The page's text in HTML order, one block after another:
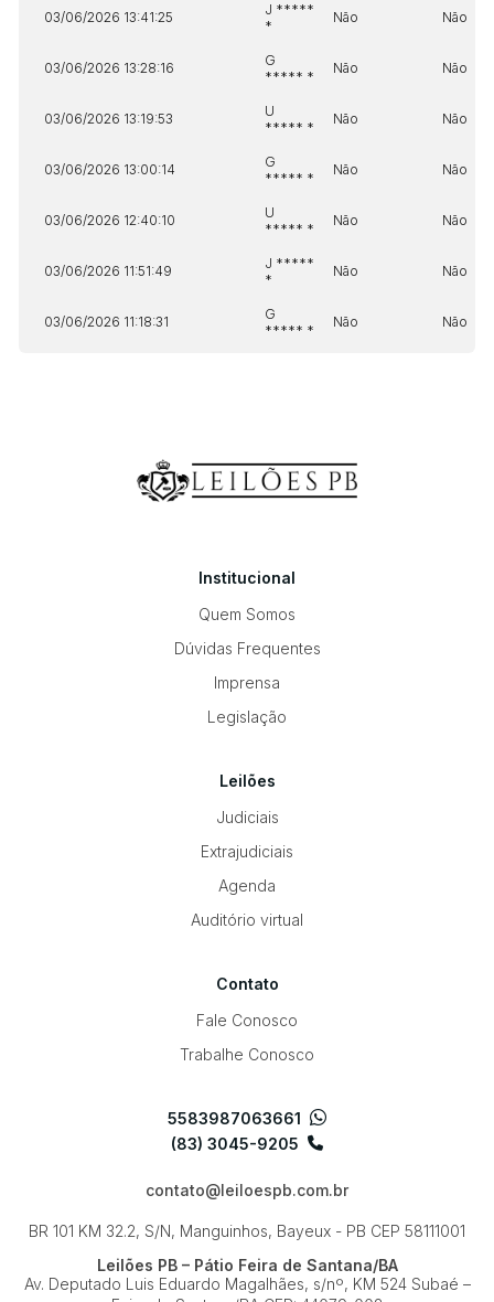
03/06/2026 13:41:25
J *****
*
Não Não
03/06/2026 13:28:16
G
***** *
Não Não
03/06/2026 13:19:53
U
***** *
Não Não
03/06/2026 13:00:14
G
***** *
Não Não
03/06/2026 12:40:10
U
***** *
Não Não
03/06/2026 11:51:49
J *****
*
Não Não
03/06/2026 11:18:31
G
***** *
Não Não
Institucional
Quem Somos
Dúvidas Frequentes
Imprensa
Legislação
Leilões
Judiciais
Extrajudiciais
Agenda
Auditório virtual
Contato
Fale Conosco
Trabalhe Conosco
5583987063661
(83) 3045-9205
contato@leiloespb.com.br
BR 101 KM 32.2, S/N, Manguinhos, Bayeux - PB CEP 58111001
Leilões PB – Pátio Feira de Santana/BA
Av. Deputado Luis Eduardo Magalhães, s/nº, KM 524Subaé –